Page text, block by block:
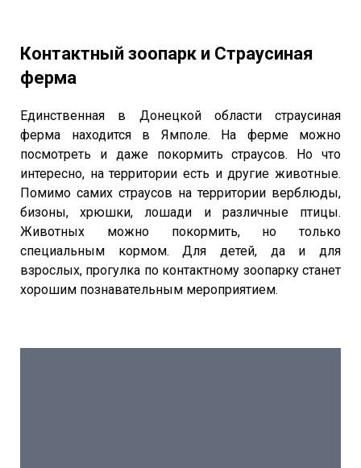
Контактный зоопарк и Страусиная
ферма
Единственная в Донецкой области страусиная
ферма находится в Ямполе. На ферме можно
посмотреть и даже покормить страусов. Но что
интересно, на территории есть и другие животные.
Помимо самих страусов на территории верблюды,
бизоны, хрюшки, лошади и различные птицы.
Животных можно покормить, но только
специальным кормом. Для детей, да и для
взрослых, прогулка по контактному зоопарку станет
хорошим познавательным мероприятием.